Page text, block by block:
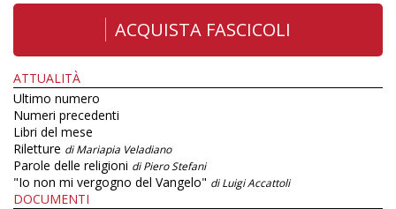
ACQUISTA FASCICOLI
ATTUALITÀ
Ultimo numero
Numeri precedenti
Libri del mese
Riletture di Mariapia Veladiano
Parole delle religioni di Piero Stefani
"Io non mi vergogno del Vangelo" di Luigi Accattoli
DOCUMENTI